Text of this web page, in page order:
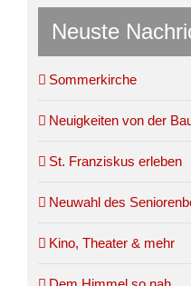
Neuste
Sommerkirche
Neuigkeiten von der
St. Franziskus erleben
Neuwahl des
Kino, Theater & mehr